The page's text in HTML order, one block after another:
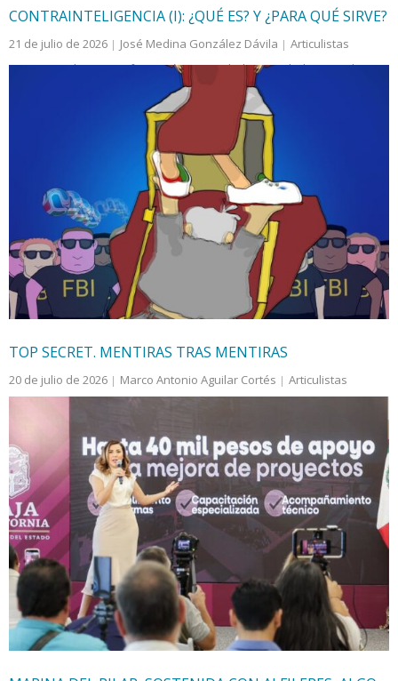
CONTRAINTELIGENCIA (I): ¿QUÉ ES? Y ¿PARA QUÉ SIRVE?
21 de julio de 2026 José Medina González Dávila
Articulistas
Contrainteligencia,información,seguridad,seguridad nacional
Pero la Inteligencia es tan solo una parte de la ecuación
de la Seguridad Nacional. Provee de análisis, contexto,
evaluación y prospectiva a los tomadores de decisiones,
esencialmente convirtiéndose en los ojos y oídos del
liderazgo nacional en los ámbitos estratégico,
operacional, operativo y táctico.
TOP SECRET. MENTIRAS TRAS MENTIRAS
20 de julio de 2026 Marco Antonio Aguilar Cortés
Articulistas
Claudia Sheinbaum Pardo
De ahí viene la comedia de enredo promovida por la
engañadora doña Claudia, para enredar actos
criminales, y poder blindar, por cinco años, mínimo, al
gobernador de Sinaloa con licencia, Rubén Rocha
Moya…